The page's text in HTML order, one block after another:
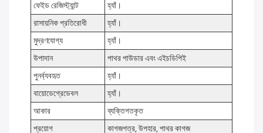
ফেইড রেজিস্ট্যান্ট
হ্যাঁ।
রাসায়নিক প্রতিরোধী
হ্যাঁ।
মুদ্রণযোগ্য
হ্যাঁ।
উপাদান
পাথর পাউডার এবং এইচডিপিই
পুনর্ব্যবহৃত
হ্যাঁ।
বায়োডেগ্রেডেবল
হ্যাঁ।
আকার
ব্যক্তিগতকৃত
প্রয়োগ
কাগজপত্র, উপহার, পাথর কাগজ